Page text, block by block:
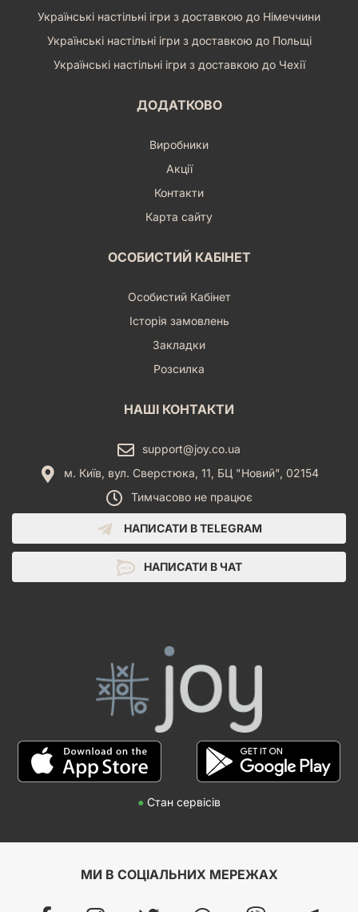
Українські настільні ігри з доставкою до Німеччини
Українські настільні ігри з доставкою до Польщі
Українські настільні ігри з доставкою до Чехії
ДОДАТКОВО
Виробники
Акції
Контакти
Карта сайту
ОСОБИСТИЙ КАБІНЕТ
Особистий Кабінет
Історія замовлень
Закладки
Розсилка
НАШІ КОНТАКТИ
support@joy.co.ua
м. Київ, вул. Сверстюка, 11, БЦ "Новий", 02154
Тимчасово не працює
НАПИСАТИ В TELEGRAM
НАПИСАТИ В ЧАТ
● Стан сервісів
МИ В СОЦІАЛЬНИХ МЕРЕЖАХ